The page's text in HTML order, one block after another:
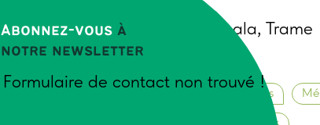
Abonnez-vous à
notre newsletter
Formulaire de contact non trouvé !
Auteurs
Agnès Cathala, Trame
Animation de groupes